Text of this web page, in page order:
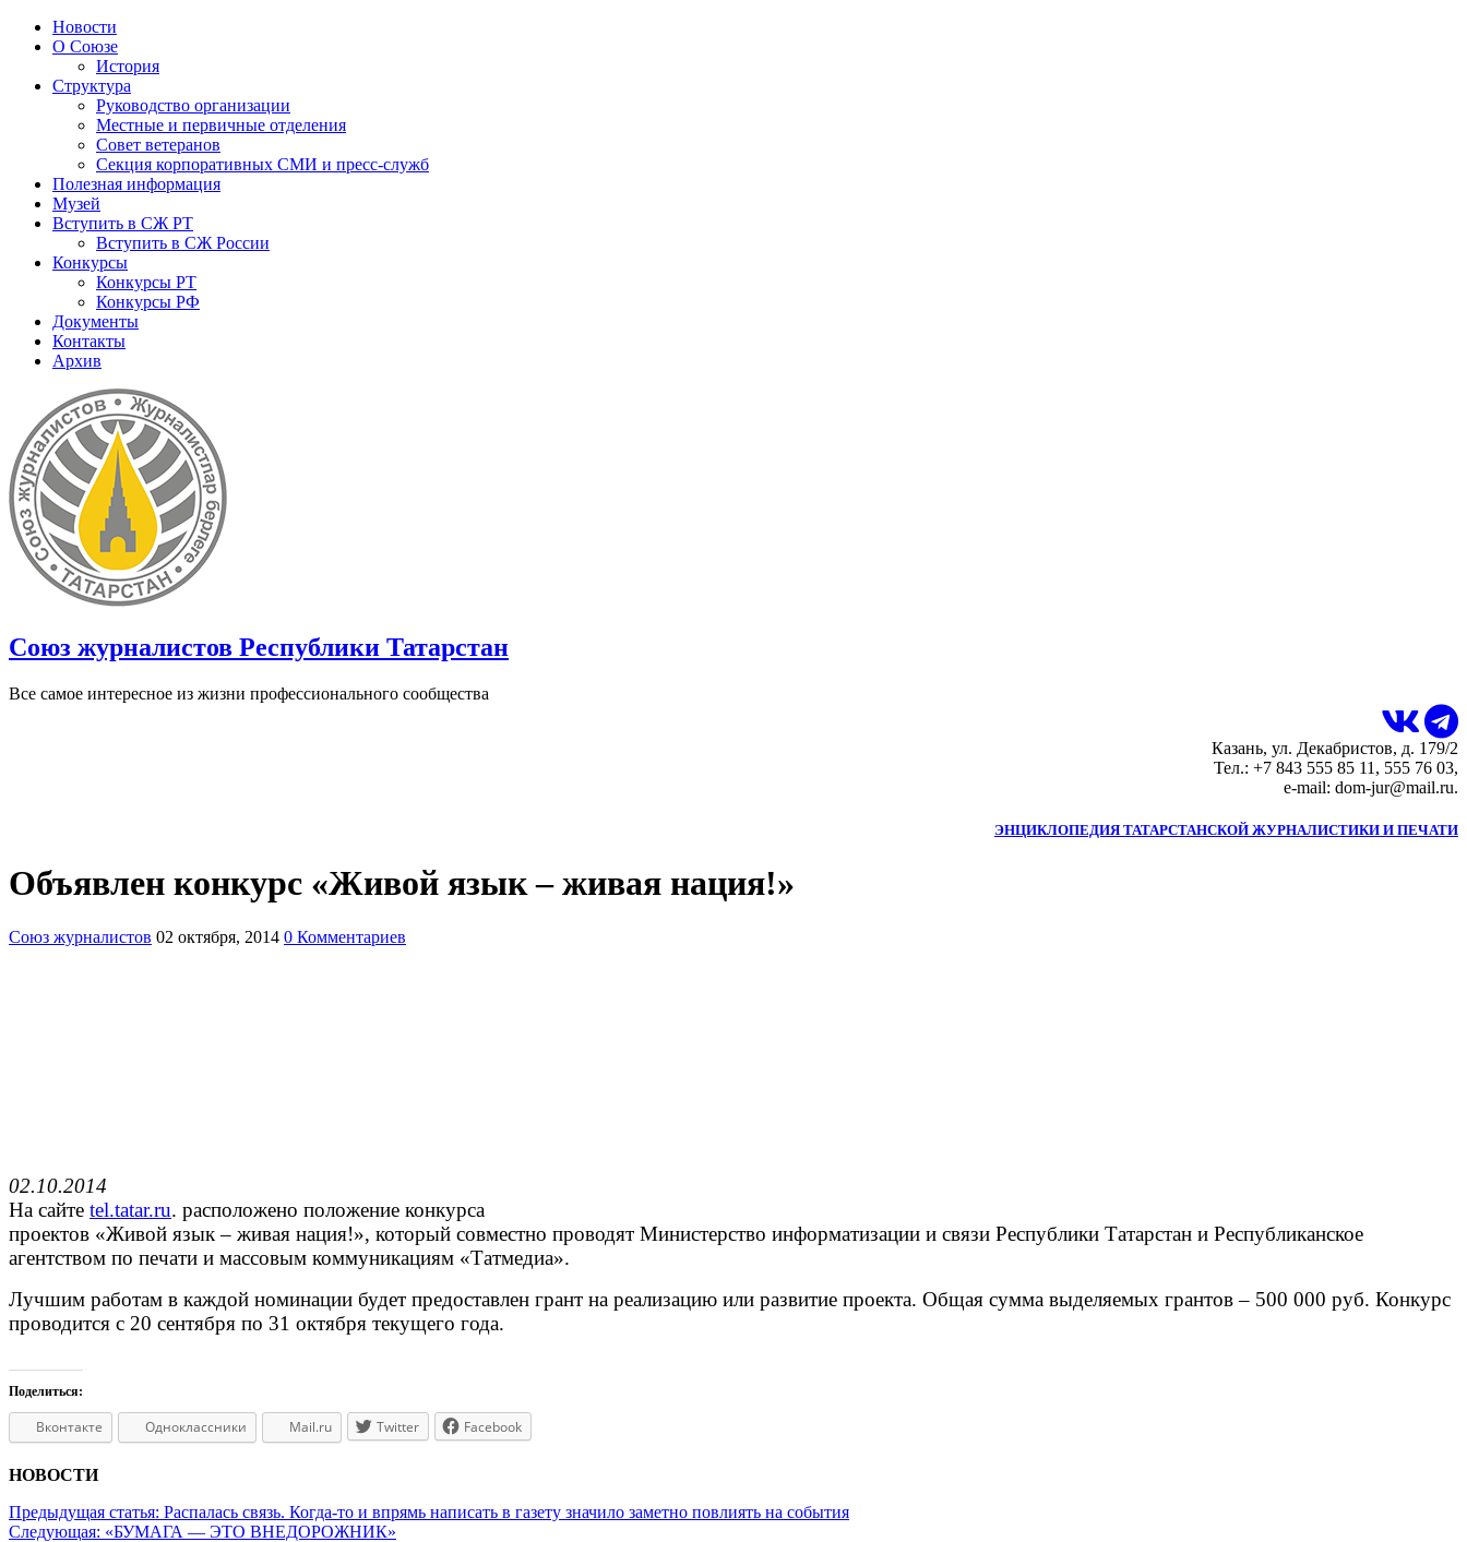
Новости
О Союзе
История
Структура
Руководство организации
Местные и первичные отделения
Совет ветеранов
Секция корпоративных СМИ и пресс-служб
Полезная информация
Музей
Вступить в СЖ РТ
Вступить в СЖ России
Конкурсы
Конкурсы РТ
Конкурсы РФ
Документы
Контакты
Архив
Союз журналистов Республики Татарстан
Все самое интересное из жизни профессионального сообщества
Казань, ул. Декабристов, д. 179/2
Тел.: +7 843 555 85 11, 555 76 03,
e-mail: dom-jur@mail.ru.
ЭНЦИКЛОПЕДИЯ ТАТАРСТАНСКОЙ ЖУРНАЛИСТИКИ И ПЕЧАТИ
Объявлен конкурс «Живой язык – живая нация!»
Союз журналистов 02 октября, 2014 0 Комментариев
02.10.2014
На сайте tel.tatar.ru. расположено положение конкурса
проектов «Живой язык – живая нация!», который совместно проводят Министерство информатизации и связи Республики Татарстан и Республиканское
агентством по печати и массовым коммуникациям «Татмедиа».
Лучшим работам в каждой номинации будет предоставлен грант на реализацию или развитие проекта. Общая сумма выделяемых грантов – 500 000 руб. Конкурс
проводится с 20 сентября по 31 октября текущего года.
Поделиться:
Вконтакте Одноклассники Mail.ru Twitter Facebook
НОВОСТИ
Предыдущая статья: Распалась связь. Когда-то и впрямь написать в газету значило заметно повлиять на события
Следующая: «БУМАГА — ЭТО ВНЕДОРОЖНИК»